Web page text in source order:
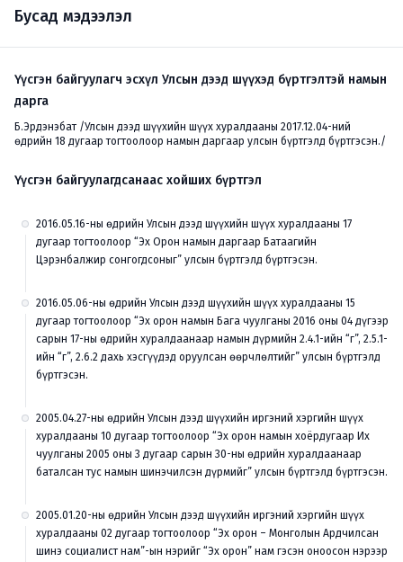
Бусад мэдээлэл
Үүсгэн байгуулагч эсхүл Улсын дээд шүүхэд бүртгэлтэй намын
дарга
Б.Эрдэнэбат /Улсын дээд шүүхийн шүүх хуралдааны 2017.12.04-ний
өдрийн 18 дугаар тогтоолоор намын даргаар улсын бүртгэлд бүртгэсэн./
Үүсгэн байгуулагдсанаас хойших бүртгэл
2016.05.16-ны өдрийн Улсын дээд шүүхийн шүүх хуралдааны 17
дугаар тогтоолоор “Эх Орон намын даргаар Батаагийн
Цэрэнбалжир сонгогдсоныг” улсын бүртгэлд бүртгэсэн.
2016.05.06-ны өдрийн Улсын дээд шүүхийн шүүх хуралдааны 15
дугаар тогтоолоор “Эх орон намын Бага чуулганы 2016 оны 04 дүгээр
сарын 17-ны өдрийн хуралдаанаар намын дүрмийн 2.4.1-ийн “г”, 2.5.1-
ийн “г”, 2.6.2 дахь хэсгүүдэд оруулсан өөрчлөлтийг” улсын бүртгэлд
бүртгэсэн.
2005.04.27-ны өдрийн Улсын дээд шүүхийн иргэний хэргийн шүүх
хуралдааны 10 дугаар тогтоолоор “Эх орон намын хоёрдугаар Их
чуулганы 2005 оны 3 дугаар сарын 30-ны өдрийн хуралдаанаар
баталсан тус намын шинэчилсэн дүрмийг” улсын бүртгэлд бүртгэсэн.
2005.01.20-ны өдрийн Улсын дээд шүүхийн иргэний хэргийн шүүх
хуралдааны 02 дугаар тогтоолоор “Эх орон – Монголын Ардчилсан
шинэ социалист нам”-ын нэрийг “Эх орон” нам гэсэн оноосон нэрээр